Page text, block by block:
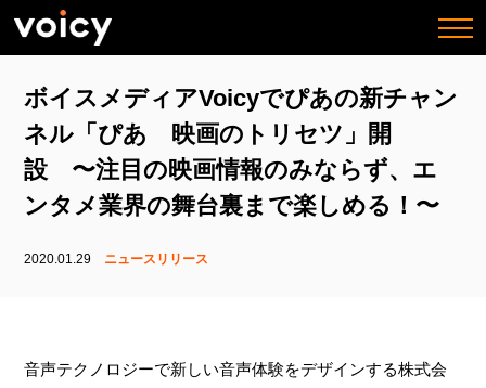
ボイスメディアVoicyでぴあの新チャン
ネル「ぴあ 映画のトリセツ」開
設 〜注目の映画情報のみならず、エ
ンタメ業界の舞台裏まで楽しめる！〜
2020.01.29 ニュースリリース
音声テクノロジーで新しい音声体験をデザインする株式会